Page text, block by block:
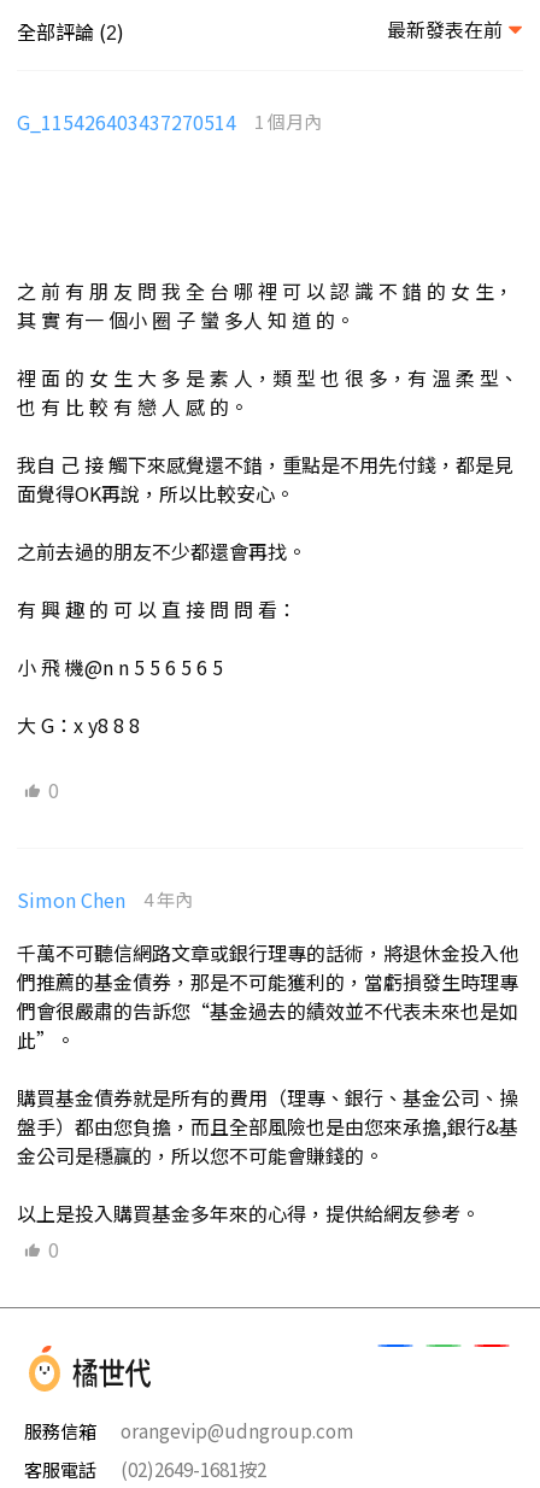
全部評論 (2) 最新發表在前
G_115426403437270514 1 個月內
之 前 有 朋 友 問 我 全 台 哪 裡 可 以 認 識 不 錯 的 女 生，
其 實 有一 個小 圈 子 蠻 多人 知 道 的。
裡 面 的 女 生 大 多 是 素 人，類 型 也 很 多，有 溫 柔 型、
也 有 比 較 有 戀 人 感 的。
我自 己 接 觸下來感覺還不錯，重點是不用先付錢，都是見
面覺得OK再說，所以比較安心。
之前去過的朋友不少都還會再找。
有 興 趣 的 可 以 直 接 問 問 看：
小 飛 機@n n 5 5 6 5 6 5
大 G：x y8 8 8
0
Simon Chen 4 年內
千萬不可聽信網路文章或銀行理專的話術，將退休金投入他
們推薦的基金債券，那是不可能獲利的，當虧損發生時理專
們會很嚴肅的告訴您“基金過去的績效並不代表未來也是如
此”。
購買基金債券就是所有的費用（理專、銀行、基金公司、操
盤手）都由您負擔，而且全部風險也是由您來承擔,銀行&基
金公司是穩贏的，所以您不可能會賺錢的。
以上是投入購買基金多年來的心得，提供給網友參考。
0
服務信箱
orangevip@udngroup.com
客服電話
(02)2649-1681按2